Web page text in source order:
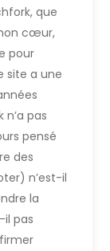
que
cœur,
pour
site a une
n’a pas
pensé
des
n’est-il
la
il pas